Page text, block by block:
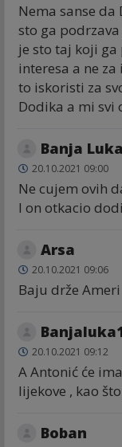
Nema sanse
sto ga
je sto taj koji ga
interesa a ne
to iskoristi za
Dodika a mi svi
Banja Luka
20.10.2021 09:00
Ne cujem ovih
I on otkacio
Arsa
20.10.2021 09:06
Baju drže Ameri
20.10.2021 09:12
A Antonić će
lijekove , kao
Boban